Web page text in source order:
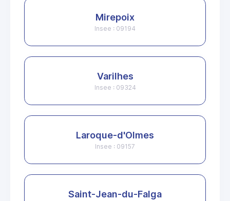
Mirepoix
Insee : 09194
Varilhes
Insee : 09324
Laroque-d'Olmes
Insee : 09157
Saint-Jean-du-Falga